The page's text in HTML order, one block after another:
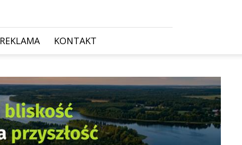
REKLAMA KONTAKT